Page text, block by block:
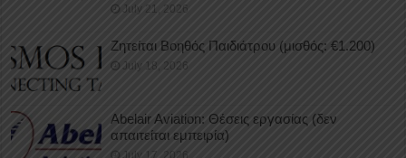
July 21, 2026
Ζητείται Βοηθός Παιδιάτρου (μισθός: €1.200)
July 18, 2026
Abelair Aviation: Θέσεις εργασίας (δεν
απαιτείται εμπειρία)